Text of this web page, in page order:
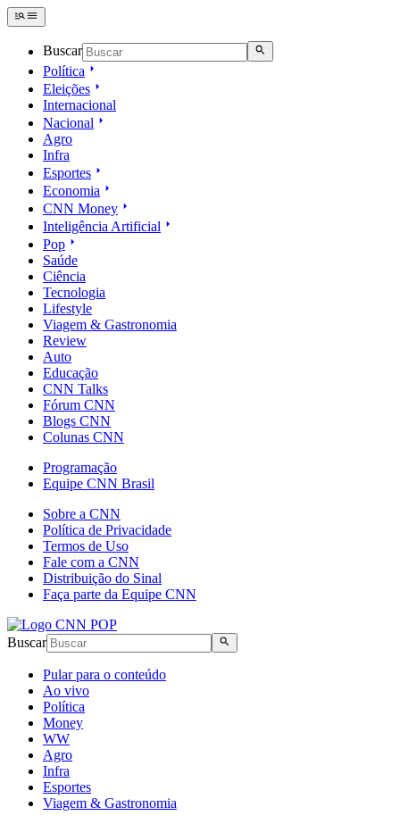
Buscar
Política
Eleições
Internacional
Nacional
Agro
Infra
Esportes
Economia
CNN Money
Inteligência Artificial
Pop
Saúde
Ciência
Tecnologia
Lifestyle
Viagem & Gastronomia
Review
Auto
Educação
CNN Talks
Fórum CNN
Blogs CNN
Colunas CNN
Programação
Equipe CNN Brasil
Sobre a CNN
Política de Privacidade
Termos de Uso
Fale com a CNN
Distribuição do Sinal
Faça parte da Equipe CNN
Buscar
Pular para o conteúdo
Ao vivo
Política
Money
WW
Agro
Infra
Esportes
Viagem & Gastronomia